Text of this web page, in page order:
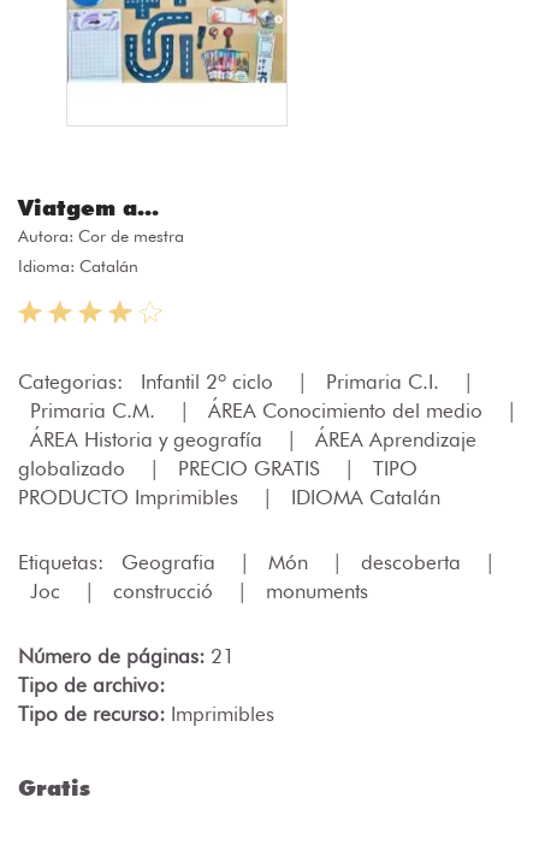
Viatgem a...
Autora: Cor de mestra
Idioma: Catalán
Categorias: Infantil 2º ciclo Primaria C.I.
Primaria C.M.
ÁREA Conocimiento del medio
ÁREA Historia y geografía
ÁREA Aprendizaje
globalizado
PRECIO GRATIS
TIPO
PRODUCTO Imprimibles
IDIOMA Catalán
Etiquetas: Geografia Món descoberta
Joc
construcció monuments
Número de páginas: 21
Tipo de archivo:
Tipo de recurso: Imprimibles
Gratis